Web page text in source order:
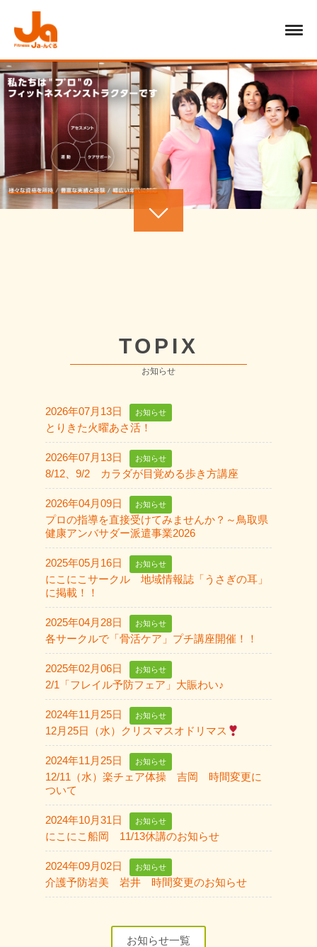
TOPIX
お知らせ
2026年07月13日 お知らせ
とりきた火曜あさ活！
2026年07月13日 お知らせ
8/12、9/2 カラダが目覚める歩き方講座
2026年04月09日 お知らせ
プロの指導を直接受けてみませんか？～鳥取県
健康アンバサダー派遣事業2026
2025年05月16日 お知らせ
にこにこサークル 地域情報誌「うさぎの耳」
に掲載！！
2025年04月28日 お知らせ
各サークルで「骨活ケア」プチ講座開催！！
2025年02月06日 お知らせ
2/1「フレイル予防フェア」大賑わい♪
2024年11月25日 お知らせ
12月25日（水）クリスマスオドリマス
2024年11月25日 お知らせ
12/11（水）楽チェア体操 吉岡 時間変更に
ついて
2024年10月31日 お知らせ
にこにこ船岡 11/13休講のお知らせ
2024年09月02日 お知らせ
介護予防岩美 岩井 時間変更のお知らせ
お知らせ一覧